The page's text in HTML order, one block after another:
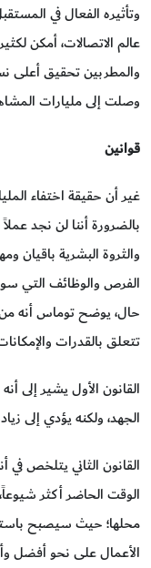
وتأثيره الفعال في
عالم الاتصالات، أمكن
والمطربين تحقيق أعلى
وصلت إلى مليارات
قوانين
غير أن حقيقة اختفاء
بالضرورة أننا لن نجد
والثروة البشرية باقيان
الفرص والوظائف التي
حال، يوضح توماس أنه
تتعلق بالقدرات
القانون الأول يشير إلى
الجهد، ولكنه يؤدي إلى
القانون الثاني يتلخص في
الوقت الحاضر أكثر
محلها؛ حيث سيصبح
الأعمال على نحو أفضل